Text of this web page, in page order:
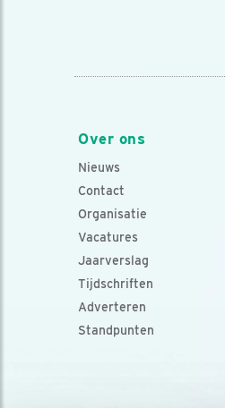
Over ons
Nieuws
Contact
Organisatie
Vacatures
Jaarverslag
Tijdschriften
Adverteren
Standpunten